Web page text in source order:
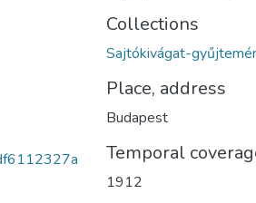
Collections
Sajtókivágat-
Place, address
Budapest
Temporal
1912